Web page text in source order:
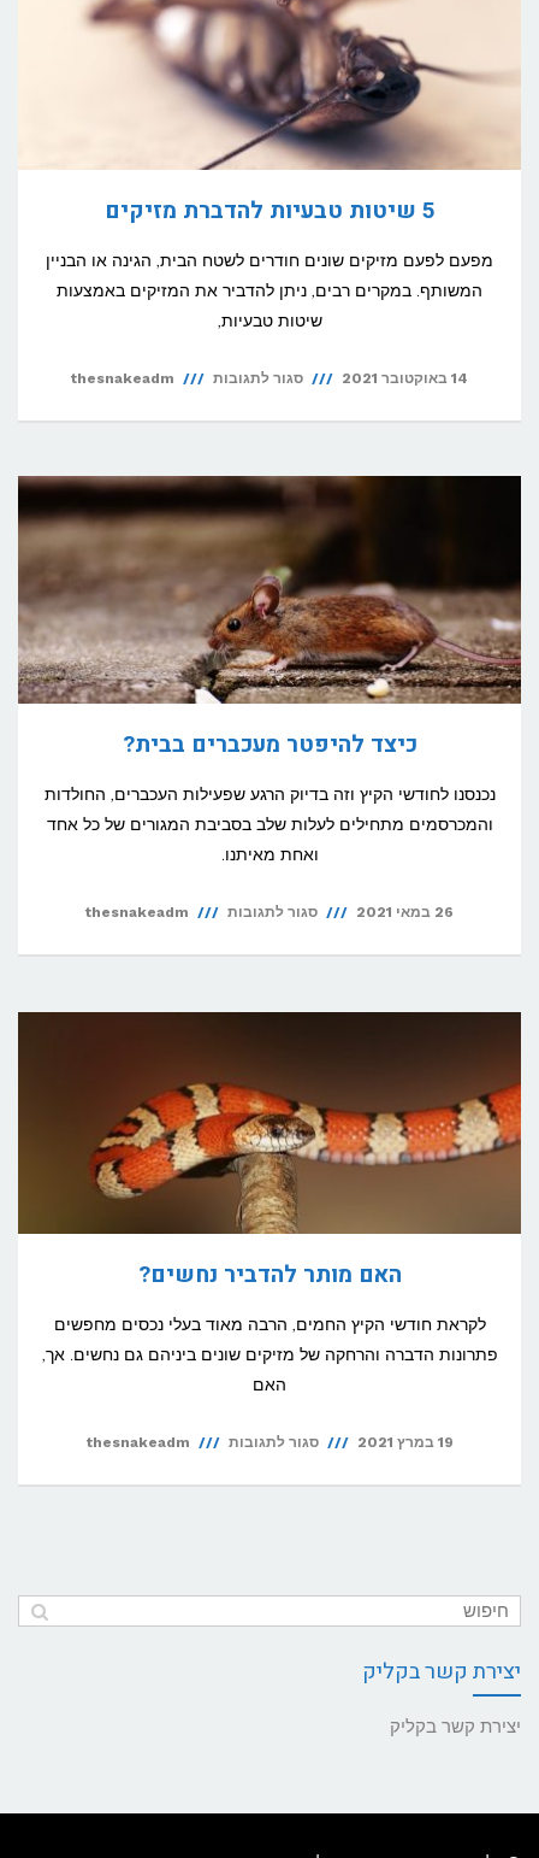
5 שיטות טבעיות להדברת מזיקים
מפעם לפעם מזיקים שונים חודרים לשטח הבית, הגינה או הבניין
המשותף. במקרים רבים, ניתן להדביר את המזיקים באמצעות
שיטות טבעיות,
14 באוקטובר 2021 סגור לתגובות על
טבעיות
להדברת
thesnakeadm
כיצד להיפטר מעכברים בבית?
נכנסנו לחודשי הקיץ וזה בדיוק הרגע שפעילות העכברים, החולדות
והמכרסמים מתחילים לעלות שלב בסביבת המגורים של כל אחד
ואחת מאיתנו.
26 במאי 2021 סגור לתגובות על thesnakeadm
האם מותר להדביר נחשים?
לקראת חודשי הקיץ החמים, הרבה מאוד בעלי נכסים מחפשים
פתרונות הדברה והרחקה של מזיקים שונים ביניהם גם נחשים. אך,
האם
19 במרץ 2021 סגור לתגובות על thesnakeadm
יצירת קשר בקליק
יצירת קשר בקליק